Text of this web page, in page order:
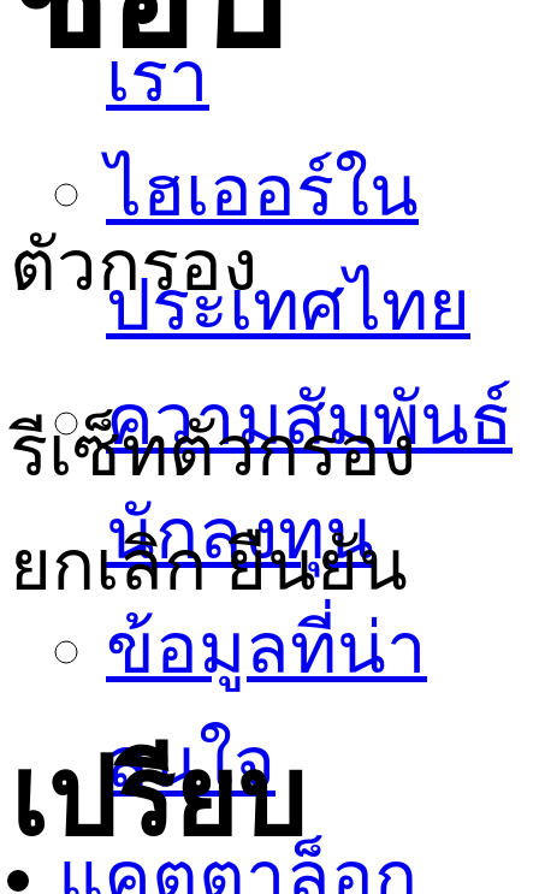
เรา
ไฮเออร์ใน
ประเทศไทย
ความสัมพันธ์
นักลงทุน
ข้อมูลที่น่า
สนใจ
แคตตาล็อก
ตัวกรอง
รีเซ็ทตัวกรอง
ยกเลิก ยืนยัน
เปรียบ